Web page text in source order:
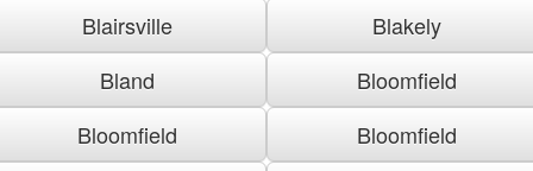
Blairsville
Blakely
Bland
Bloomfield
Bloomfield
Bloomfield